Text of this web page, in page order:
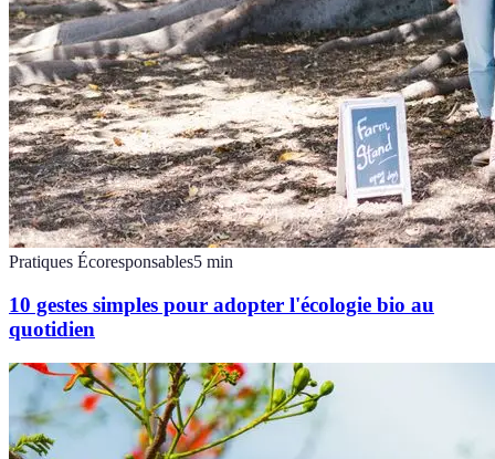
Pratiques Écoresponsables5 min
10 gestes simples pour adopter l'écologie bio au
quotidien